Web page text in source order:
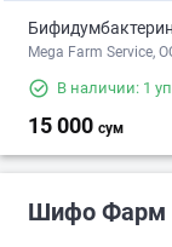
Mega Farm Service,
В наличии: 1
15 000 сум
Шифо Фарм